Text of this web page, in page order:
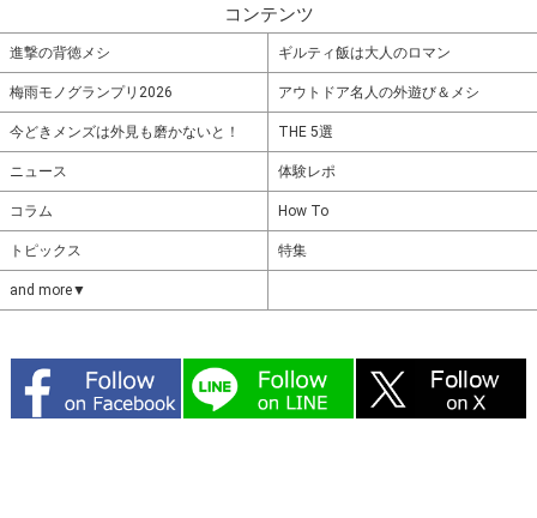
コンテンツ
進撃の背徳メシ ギルティ飯は大人のロマン
梅雨モノグランプリ2026 アウトドア名人の外遊び＆メシ
今どきメンズは外見も磨かないと！ THE 5選
ニュース 体験レポ
コラム How To
トピックス 特集
and more▼